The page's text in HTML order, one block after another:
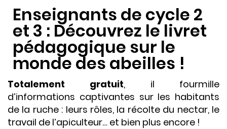
Enseignants de cycle 2
et 3 : Découvrez le livret
pédagogique sur le
monde des abeilles !
Totalement gratuit, il fourmille
d’informations captivantes sur les habitants
de la ruche : leurs rôles, la récolte du nectar, le
travail de l’apiculteur… et bien plus encore !